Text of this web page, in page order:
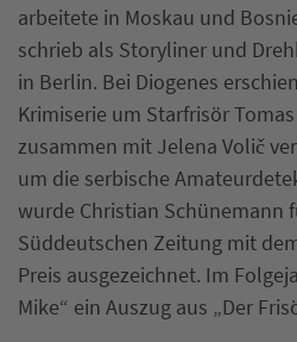
arbeitete in Moskau und
schrieb als Storyliner und
in Berlin. Bei Diogenes
Krimiserie um Starfrisör
zusammen mit Jelena Volič
um die serbische
wurde Christian Schünemann
Süddeutschen Zeitung mit
Preis ausgezeichnet. Im
Mike“ ein Auszug aus „Der